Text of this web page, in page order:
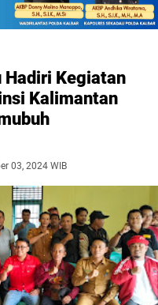
Hadiri Kegiatan
Kalimantan
03, 2024 WIB